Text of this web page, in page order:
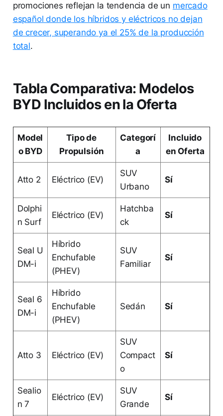
promociones reflejan la tendencia de un mercado
español donde los híbridos y eléctricos no dejan
de crecer, superando ya el 25% de la producción
total.
Tabla Comparativa: Modelos
BYD Incluidos en la Oferta
Model
o BYD
Tipo de
Propulsión
Categorí
a
Incluido
en Oferta
Atto 2 Eléctrico (EV)
SUV
Urbano
Sí
Dolphi
n Surf
Eléctrico (EV)
Hatchba
ck
Sí
Seal U
DM-i
Híbrido
Enchufable
(PHEV)
SUV
Familiar
Sí
Seal 6
DM-i
Híbrido
Enchufable
(PHEV)
Sedán Sí
Atto 3 Eléctrico (EV)
SUV
Compact
o
Sí
Sealio
n 7
Eléctrico (EV)
SUV
Grande
Sí